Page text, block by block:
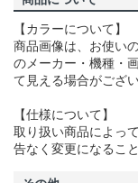
【カラーについて】
商品画像は、お使い
のメーカー・機種・
て見える場合がござ
【仕様について】
取り扱い商品によっ
告なく変更になるこ